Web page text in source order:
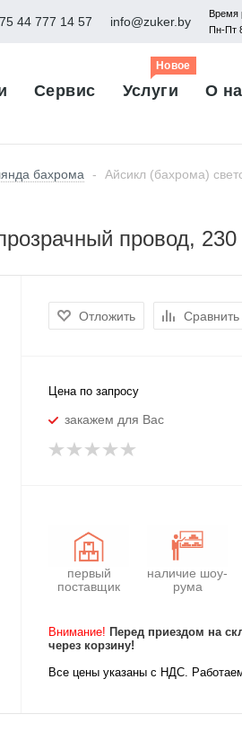
44 777 14 57 info@zuker.by
Время
Пн-Пт
Сервис Услуги
Новое
О
бахрома -
Айсикл (бахрома)
провод,
Отложить Сравнить
Цена по запросу
закажем для Вас
первый
поставщик
наличие шоу-
рума
Внимание! Перед приездом на
через корзину!
Все цены указаны с НДС.